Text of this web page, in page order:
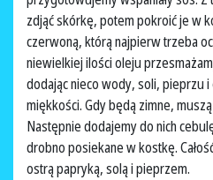
zdjąć skórkę, potem pokroić je w
czerwoną, którą najpierw trzeba
niewielkiej ilości oleju
dodając nieco wody, soli, pieprzu
miękkości. Gdy będą zimne,
Następnie dodajemy do nich
drobno posiekane w kostkę.
ostrą papryką, solą i pieprzem.